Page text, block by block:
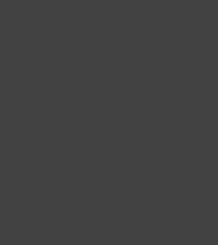
z 5 hvězdiček.